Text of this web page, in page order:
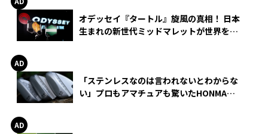
オデッセイ『タートル』旋風の真相！ 日本
生まれの新世代ミッドマレットが世界を席
「ステンレスなのは言われないとわからな
い」プロもアマチュアも驚いたHONMA